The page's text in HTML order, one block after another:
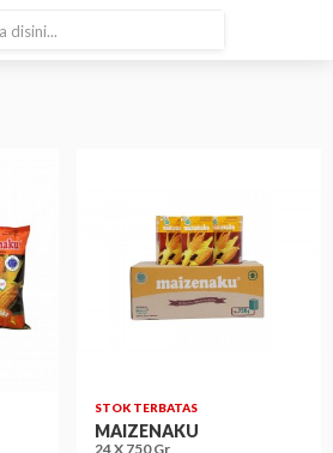
STOK TERBATAS
MAIZENAKU
24 X 750 Gr